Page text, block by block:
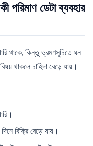
পরিমাণ ডেটা ব্যবহার
থাকে, কিন্তু ভ্রমণসূচিতে ঘন
থাকলে চাহিদা বেড়ে যায়।
বিক্রি বেড়ে যায়।